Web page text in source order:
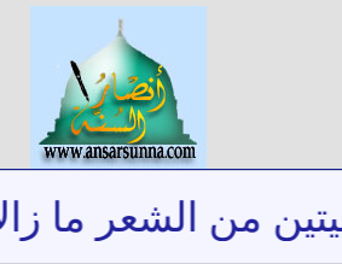
من الشعر ما زالا